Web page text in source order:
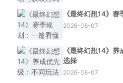
《最终幻想14》
2026-08-07
《最终幻想14》
选择
2026-08-07